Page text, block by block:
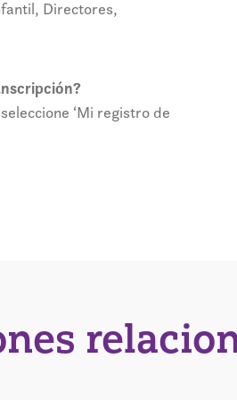
Directores,
‘Mi registro de